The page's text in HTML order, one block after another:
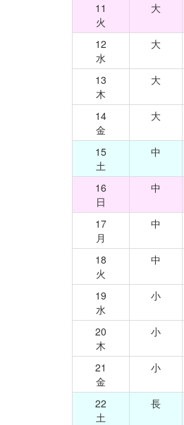
11
火
大
12
水
大
13
木
大
14
金
大
15
土
中
16
日
中
17
月
中
18
火
中
19
水
小
20
木
小
21
金
小
22
土
長